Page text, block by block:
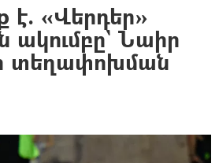
«Վերդեր»
ակումբը` Նաիր
տեղափոխման